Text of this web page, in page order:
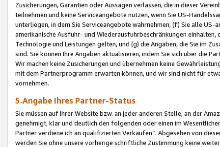
Zusicherungen, Garantien oder Aussagen verlassen, die in dieser
teilnehmen und keine Serviceangebote nutzen, wenn Sie US-
unterliegen, in dem Sie Serviceangebote wahrnehmen; (f) Sie alle
amerikanische Ausfuhr- und Wiederausfuhrbeschränkungen
Technologie und Leistungen gelten, und (g) die Angaben, die Sie im
sind. Sie können Ihre Angaben aktualisieren, indem Sie sich über die
Wir machen keine Zusicherungen und übernehmen keine
mit dem Partnerprogramm erwarten können, und wir sind nicht für
vornehmen.
5.Angabe Ihres Partner-Status
Sie müssen auf Ihrer Website bzw. an jeder anderen Stelle, an der
genehmigt, klar und deutlich den folgenden oder einen im
Partner verdiene ich an qualifizierten Verkäufen“. Abgesehen von
werden Sie ohne unsere vorherige schriftliche Zustimmung keine